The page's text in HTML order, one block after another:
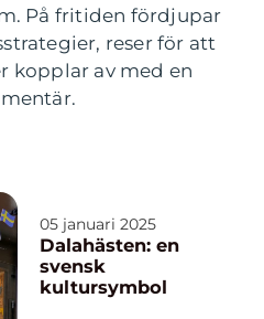
På fritiden fördjupar
reser för att
kopplar av med en
05 januari 2025
Dalahästen: en
svensk
kultursymbol